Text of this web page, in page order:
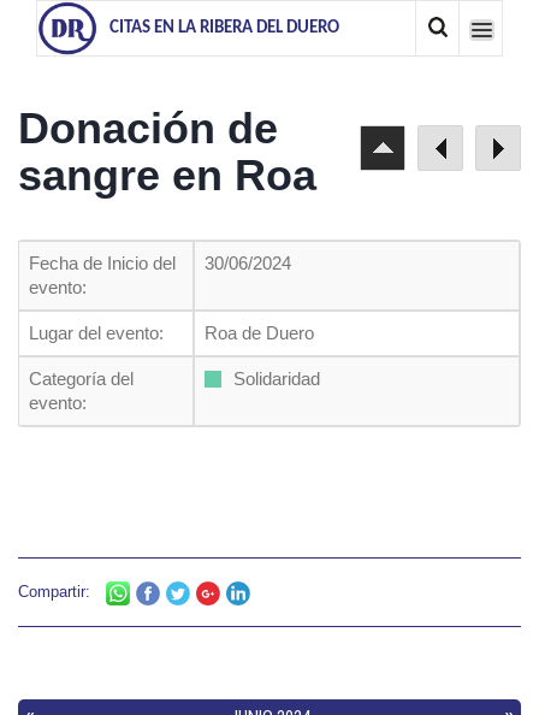
CITAS EN LA RIBERA DEL DUERO
Donación de
sangre en Roa
Fecha de Inicio del
evento:
30/06/2024
Lugar del evento: Roa de Duero
Categoría del
evento:
Solidaridad
Compartir: